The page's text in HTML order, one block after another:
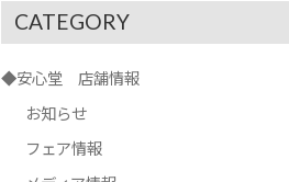
CATEGORY
◆安心堂 店舗情報
お知らせ
フェア情報